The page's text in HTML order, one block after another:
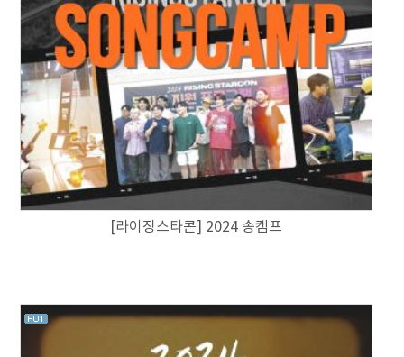
[라이징스타콘] 2024 송캠프